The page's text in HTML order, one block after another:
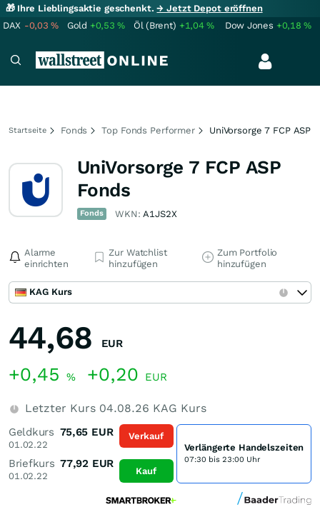
🎁 Ihre Lieblingsaktie geschenkt.→ Jetzt Depot eröffnen
DAX -0,03% Gold +0,53% Öl (Brent) +1,04% Dow Jones +0,18%
Startseite Fonds Top Fonds Performer UniVorsorge 7 FCP ASP
UniVorsorge 7 FCP ASP
Fonds
Fonds WKN:A1JS2X
Alarme
einrichten
Zur Watchlist
hinzufügen
Zum Portfolio
hinzufügen
KAG Kurs
44,68 EUR
+0,45 % +0,20 EUR
Letzter Kurs 04.08.26 KAG Kurs
Geldkurs
01.02.22
75,65 EUR
Briefkurs
01.02.22
77,92 EUR
Verkauf
Kauf
Verlängerte Handelszeiten
07:30 bis 23:00 Uhr